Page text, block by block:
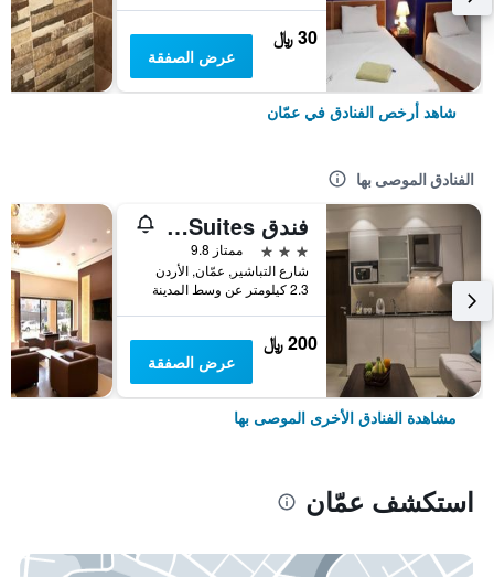
30 ﷼
عرض الصفقة
شاهد أرخص الفنادق في عمّان
الفنادق الموصى بها
فندق Naylover Suites
3 نجوم
ممتاز 9.8
شارع التباشير, عمّان, الأردن
2.3 كيلومتر عن وسط المدينة
200 ﷼
عرض الصفقة
مشاهدة الفنادق الأخرى الموصى بها
استكشف عمّان